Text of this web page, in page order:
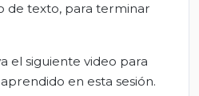
de texto, para terminar
el siguiente video para
en esta sesión.